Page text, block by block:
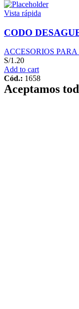
Vista rápida
CODO
ACCESORIOS
S/1.20
Add to cart
Cód.: 1658
Aceptamos